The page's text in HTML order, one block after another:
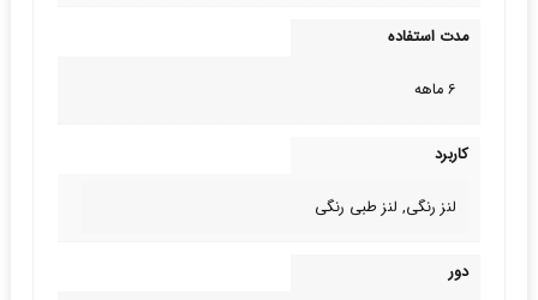
مدت استفاده
6 ماهه
کاربرد
لنز رنگی, لنز طبی‌ رنگی
دور